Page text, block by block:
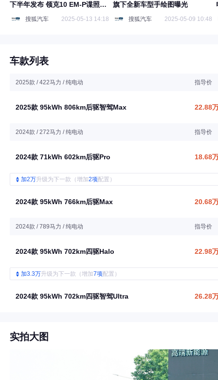
下半年发布 领克10 EM-P谍照曝
搜狐汽车 2025-05-13 14:18
旗下全新车型手绘图曝光
搜狐汽车 2025-05-09 10:48
车款列表
2025款 / 422马力 / 纯电动 指导价
2025款 95kWh 806km后驱智驾Max 22.88
2024款 / 272马力 / 纯电动 指导价
2024款 71kWh 602km后驱Pro 18.68
加2万升级为下一款（增加2项配置）
2024款 95kWh 766km后驱Max 20.68
2024款 / 789马力 / 纯电动 指导价
2024款 95kWh 702km四驱Halo 22.98
加3.3万升级为下一款（增加7项配置）
2024款 95kWh 702km四驱智驾Ultra 26.28
实拍大图